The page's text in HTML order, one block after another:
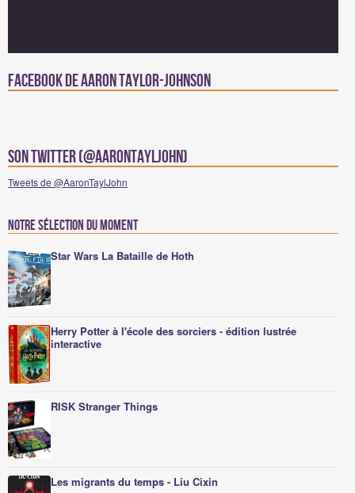
Facebook de Aaron Taylor-Johnson
Son Twitter (@AaronTaylJohn)
Tweets de @AaronTaylJohn
Notre sélection du moment
Star Wars La Bataille de Hoth
Herry Potter à l'école des sorciers - édition lustrée
interactive
RISK Stranger Things
Les migrants du temps - Liu Cixin